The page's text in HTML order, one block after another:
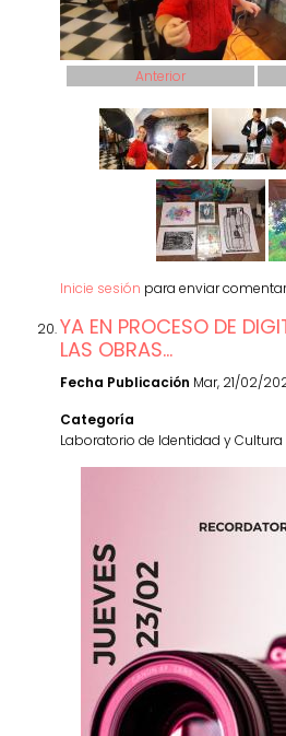
Anterior
Inicie sesión para enviar
YA EN PROCESO DE
LAS OBRAS...
Fecha Publicación Mar, 21/02/
Categoría
Laboratorio de Identidad y Cultura